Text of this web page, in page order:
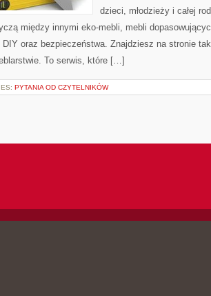
dzieci, młodzieży i całej
między innymi eko-mebli, mebli
DIY oraz bezpieczeństwa. Znajdziesz na stronie
To serwis, które […]
PYTANIA OD CZYTELNIKÓW